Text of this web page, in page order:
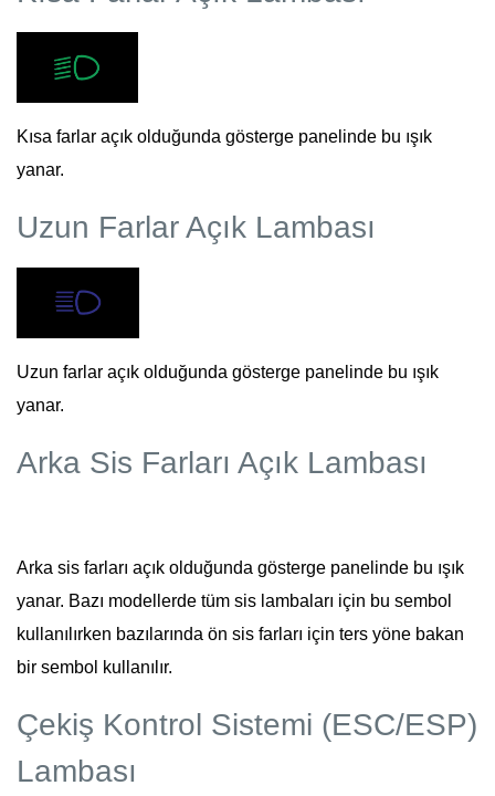
Kısa farlar açık olduğunda gösterge panelinde bu ışık
yanar.
Uzun Farlar Açık Lambası
Uzun farlar açık olduğunda gösterge panelinde bu ışık
yanar.
Arka Sis Farları Açık Lambası
Arka sis farları açık olduğunda gösterge panelinde bu ışık
yanar. Bazı modellerde tüm sis lambaları için bu sembol
kullanılırken bazılarında ön sis farları için ters yöne bakan
bir sembol kullanılır.
Çekiş Kontrol Sistemi (ESC/ESP)
Lambası